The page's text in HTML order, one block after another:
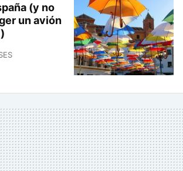
(y no
un avión